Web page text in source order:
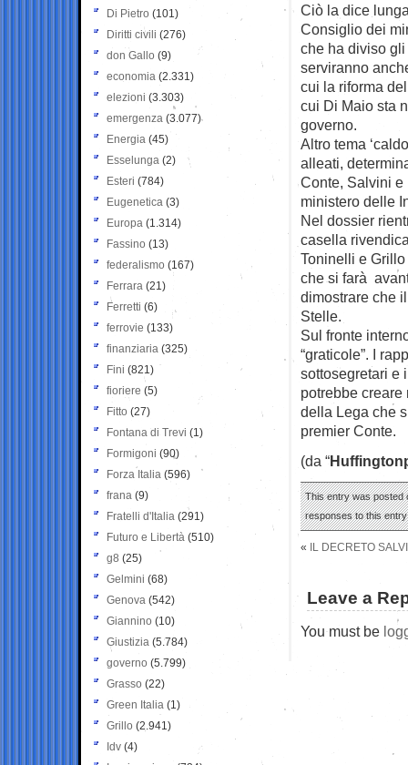
Ciò la dice
Consiglio dei
che ha diviso
serviranno
cui la riforma
cui Di Maio sta
governo.
Altro tema
alleati,
Conte, Salvini e
ministero delle
Nel dossier
casella
Toninelli e
che si farà
dimostrare che
Stelle.
Sul fronte
“graticole”. I
sottosegretari e
potrebbe
della Lega che
premier Conte.
(da “
This entry was posted
responses to this
« IL DECRETO
Leave a
You must be
Di Pietro (101)
Diritti civili (276)
don Gallo (9)
economia (2.331)
elezioni (3.303)
emergenza (3.077)
Energia (45)
Esselunga (2)
Esteri (784)
Eugenetica (3)
Europa (1.314)
Fassino (13)
federalismo (167)
Ferrara (21)
Ferretti (6)
ferrovie (133)
finanziaria (325)
Fini (821)
fioriere (5)
Fitto (27)
Fontana di Trevi (1)
Formigoni (90)
Forza Italia (596)
frana (9)
Fratelli d'Italia (291)
Futuro e Libertà (510)
g8 (25)
Gelmini (68)
Genova (542)
Giannino (10)
Giustizia (5.784)
governo (5.799)
Grasso (22)
Green Italia (1)
Grillo (2.941)
Idv (4)